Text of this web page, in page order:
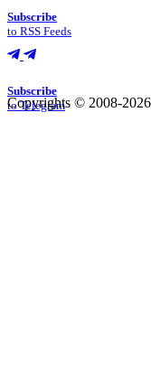
Subscribe
to RSS Feeds
Subscribe
to Telegram
Copyrights © 2008-